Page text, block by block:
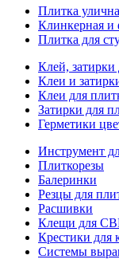
Плитка
Клинкерная и
Плитка для
Клей,
Клеи и
Клеи для
Затирки для
Герметики
Инструмент
Плиткорезы
Балеринки
Резцы для
Расшивки
Клещи для
Крестики для
Системы